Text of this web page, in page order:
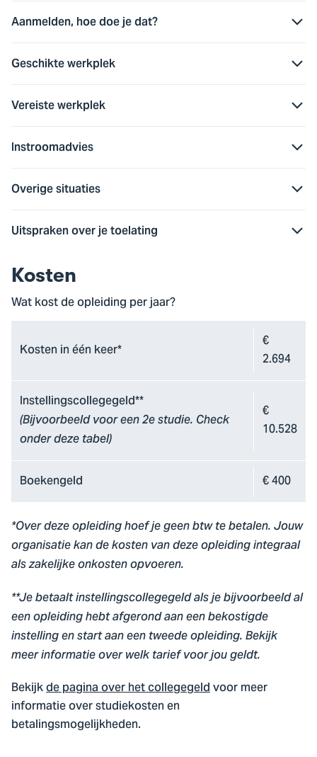
Aanmelden, hoe doe je dat?
Geschikte werkplek
Vereiste werkplek
Instroomadvies
Overige situaties
Uitspraken over je toelating
Kosten
Wat kost de opleiding per jaar?
Kosten in één keer*
€
2.694
Instellingscollegegeld**
(Bijvoorbeeld voor een 2e studie. Check
onder deze tabel)
€
10.528
Boekengeld € 400
*Over deze opleiding hoef je geen btw te betalen. Jouw
organisatie kan de kosten van deze opleiding integraal
als zakelijke onkosten opvoeren.
**Je betaalt instellingscollegegeld als je bijvoorbeeld al
een opleiding hebt afgerond aan een bekostigde
instelling en start aan een tweede opleiding. Bekijk
meer informatie over welk tarief voor jou geldt.
Bekijkde pagina over het collegegeldvoor meer
informatie over studiekosten en
betalingsmogelijkheden.